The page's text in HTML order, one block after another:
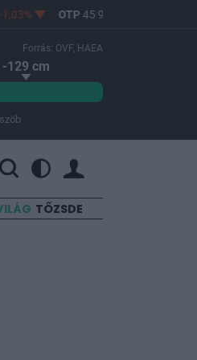
OTP45 900
Forrás: OVF, HAEA
-129 cm
TŐZSDE